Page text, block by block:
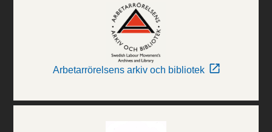
Arbetarrörelsens arkiv och bibliotek